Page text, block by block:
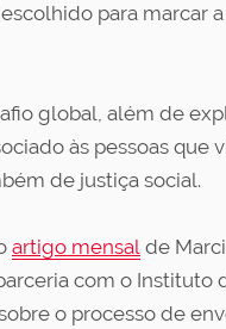
para marcar
global, além de
às pessoas
de justiça social.
artigo mensal de
com o
o processo de